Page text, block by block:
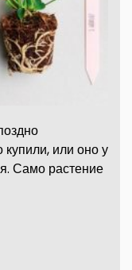
купили, или оно у
Само растение